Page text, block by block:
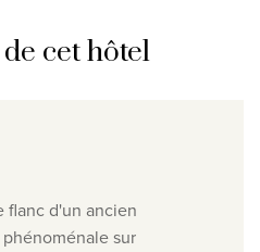
2026 , Travelworld
cet hôtel
flanc d'un ancien
sur